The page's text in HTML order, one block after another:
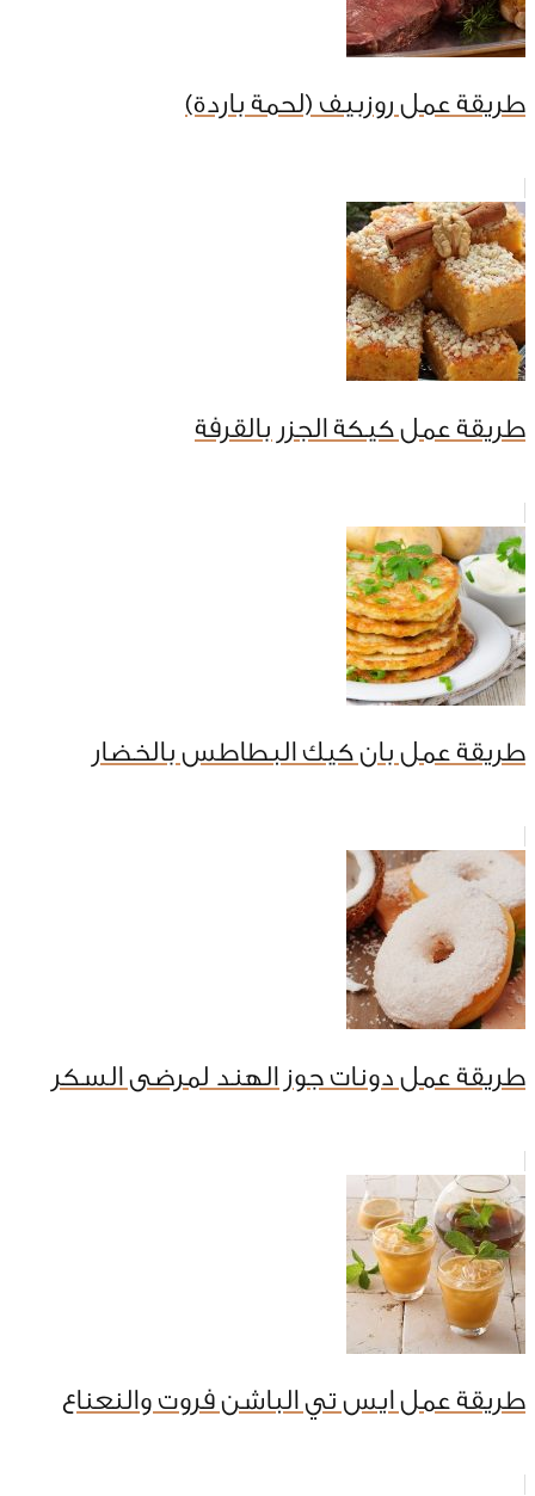
طريقة عمل روزبيف (لحمة باردة)
طريقة عمل كيكة الجزر بالقرفة
طريقة عمل بان كيك البطاطس بالخضار
طريقة عمل دونات جوز الهند لمرضى السكر
طريقة عمل ايس تي الباشن فروت والنعناع